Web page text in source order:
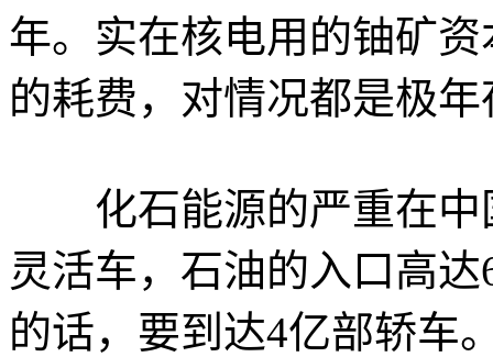
年。实在核电用的铀矿
的耗费，对情况都是极
化石能源的严重在中
灵活车，石油的入口高
的话，要到达4亿部轿车